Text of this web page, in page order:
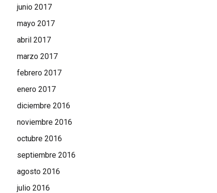
junio 2017
mayo 2017
abril 2017
marzo 2017
febrero 2017
enero 2017
diciembre 2016
noviembre 2016
octubre 2016
septiembre 2016
agosto 2016
julio 2016